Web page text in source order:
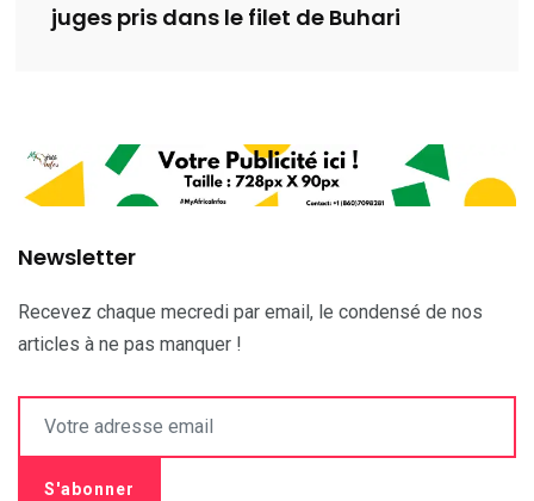
juges pris dans le filet de Buhari
Newsletter
Recevez chaque mecredi par email, le condensé de nos
articles à ne pas manquer !